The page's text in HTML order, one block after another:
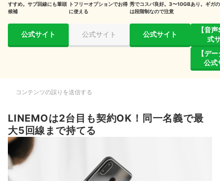
複数回線の契約者情報・利用状況の確認方法は？
LINEMOの詳しい情報はこちら
すすめ。サブ回線にも筆頭
候補
公式サイト
トフリーオプションでお得
に使える
公式サイト
秀でコスパ良好。3〜10GB
は段階制なので注意
公式サイト
あり。ギガ
【音
式
【デ
公式
コンテンツの誤りを送信する
LINEMOは2台目も契約OK！同一名義で最
大5回線まで持てる